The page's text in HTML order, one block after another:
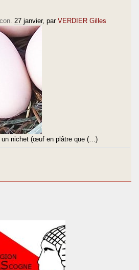
27 janvier, par VERDIER Gilles
un nichet (œuf en plâtre que (…)